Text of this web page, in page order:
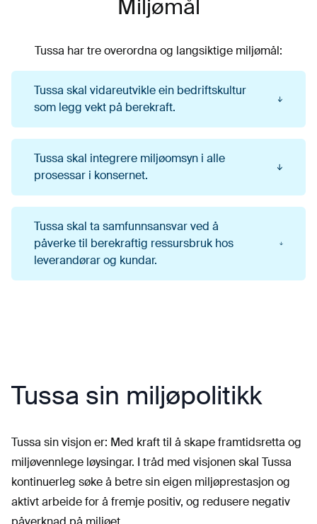
Miljømål
Tussa har tre overordna og langsiktige miljømål:
Tussa skal vidareutvikle ein bedriftskultur
som legg vekt på berekraft.
Alle medarbeidarane i Tussa skal kjenne til og
etterleve Tussa sin miljøpolitikk og miljømål.
Tussa skal integrere miljøomsyn i alle
prosessar i konsernet.
Vi skal vere ISO 14001-sertifisert
Vi skal redusere CO2-utsleppa våre med 10
Tussa skal ta samfunnsansvar ved å
påverke til berekraftig ressursbruk hos
leverandørar og kundar.
leverandørar og miljømerka produkt
Tussa sin miljøpolitikk
Tussa sin visjon er: Med kraft til å skape framtidsretta og
miljøvennlege løysingar. I tråd med visjonen skal Tussa
kontinuerleg søke å betre sin eigen miljøprestasjon og
aktivt arbeide for å fremje positiv, og redusere negativ